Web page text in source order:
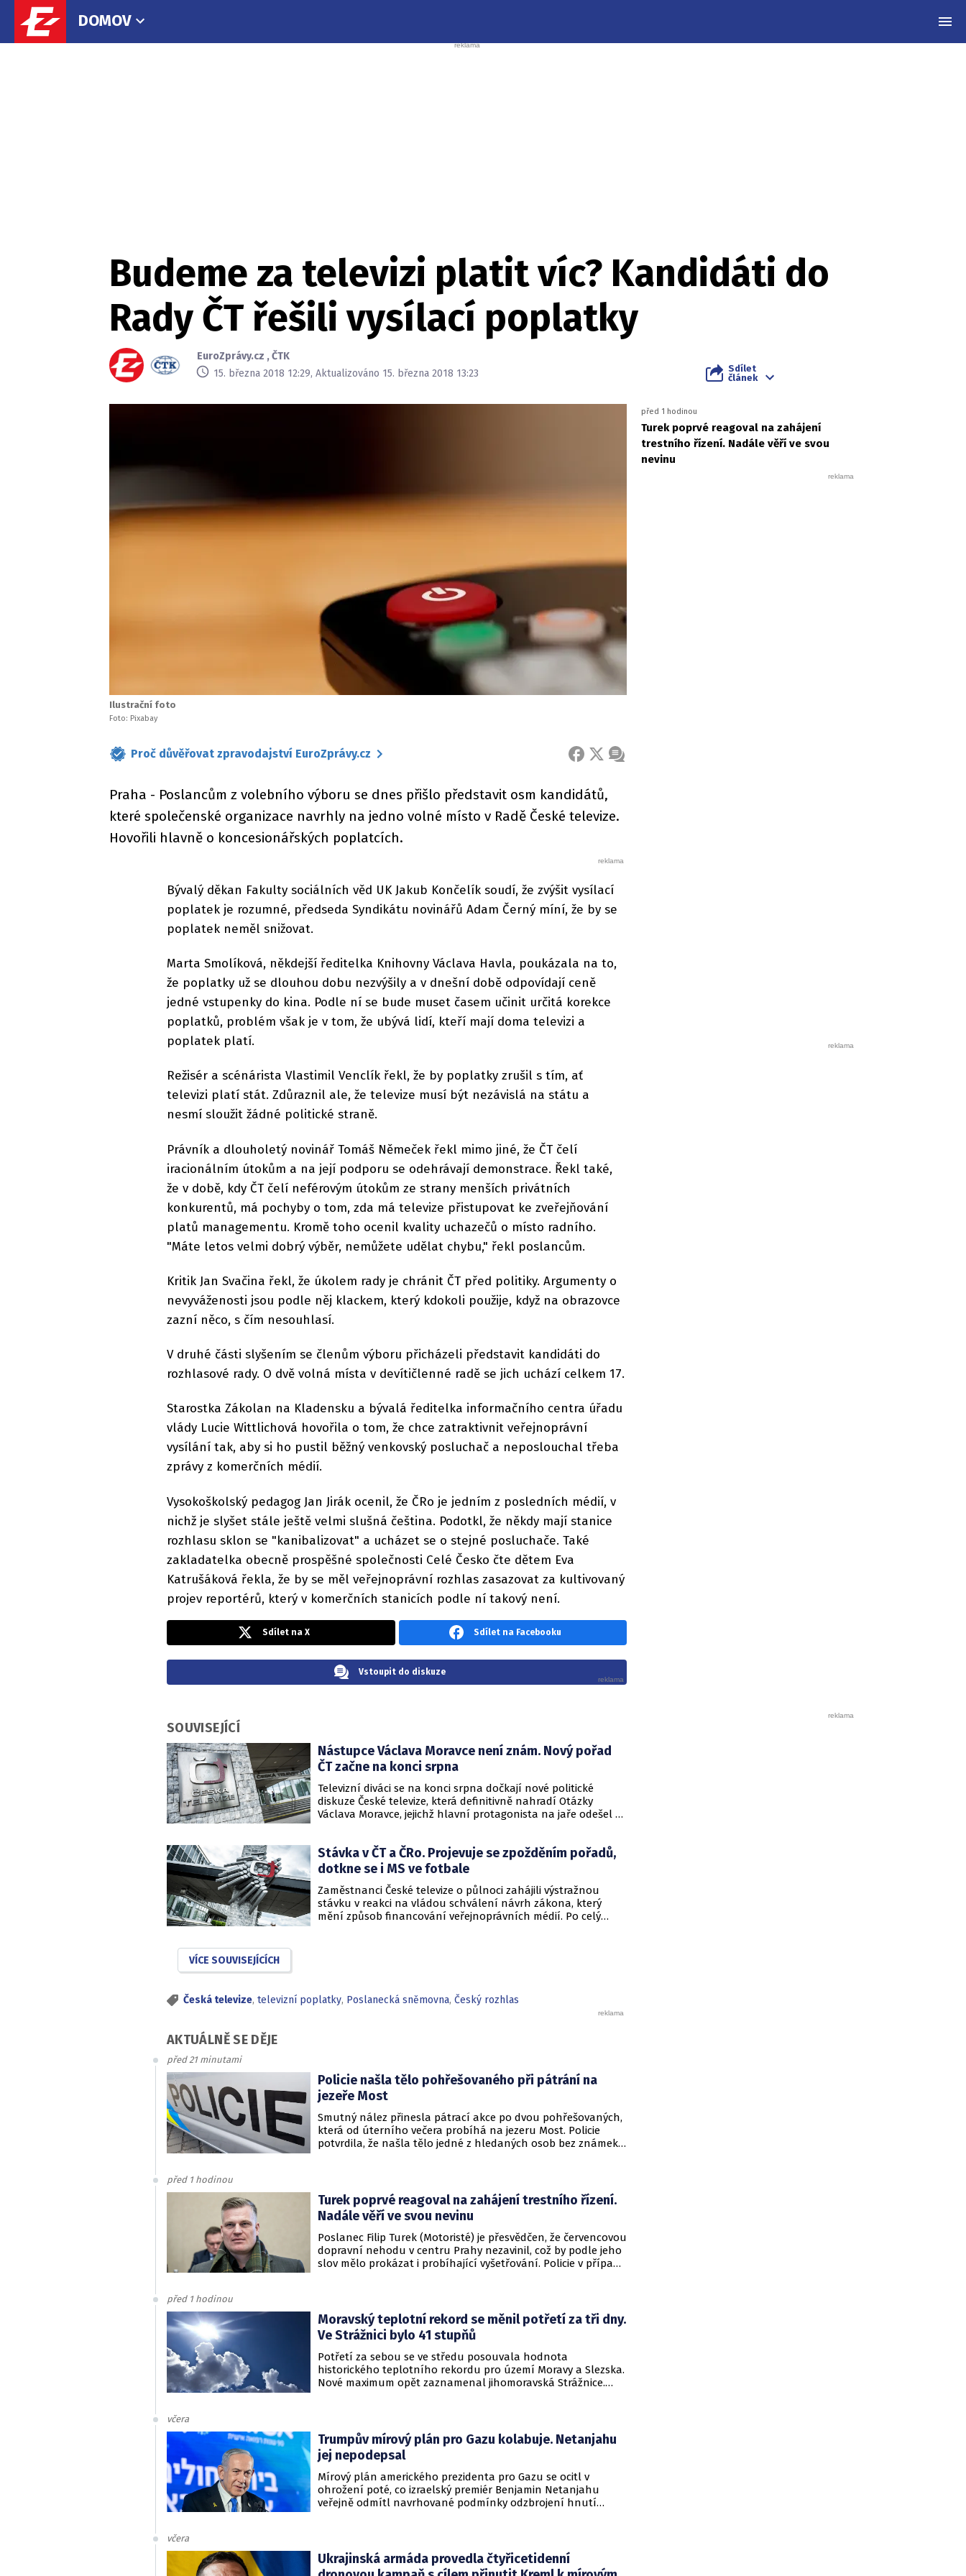
DOMOV
Budeme za televizi platit víc? Kandidáti do
Rady ČT řešili vysílací poplatky
EuroZprávy.cz ,ČTK
15. března 2018 12:29, Aktualizováno 15. března 2018 13:23
Sdílet
článek
Ilustrační foto
Foto: Pixabay
Proč důvěřovat zpravodajství EuroZprávy.cz FACEBOOK
X ZPRÁVA
Praha - Poslancům z volebního výboru se dnes přišlo představit osm kandidátů,
které společenské organizace navrhly na jedno volné místo v Radě České televize.
Hovořili hlavně o koncesionářských poplatcích.
Bývalý děkan Fakulty sociálních věd UK Jakub Končelík soudí, že zvýšit vysílací
poplatek je rozumné, předseda Syndikátu novinářů Adam Černý míní, že by se
poplatek neměl snižovat.
Marta Smolíková, někdejší ředitelka Knihovny Václava Havla, poukázala na to,
že poplatky už se dlouhou dobu nezvýšily a v dnešní době odpovídají ceně
jedné vstupenky do kina. Podle ní se bude muset časem učinit určitá korekce
poplatků, problém však je v tom, že ubývá lidí, kteří mají doma televizi a
poplatek platí.
Režisér a scénárista Vlastimil Venclík řekl, že by poplatky zrušil s tím, ať
televizi platí stát. Zdůraznil ale, že televize musí být nezávislá na státu a
nesmí sloužit žádné politické straně.
Právník a dlouholetý novinář Tomáš Němeček řekl mimo jiné, že ČT čelí
iracionálním útokům a na její podporu se odehrávají demonstrace. Řekl také,
že v době, kdy ČT čelí neférovým útokům ze strany menších privátních
konkurentů, má pochyby o tom, zda má televize přistupovat ke zveřejňování
platů managementu. Kromě toho ocenil kvality uchazečů o místo radního.
"Máte letos velmi dobrý výběr, nemůžete udělat chybu," řekl poslancům.
Kritik Jan Svačina řekl, že úkolem rady je chránit ČT před politiky. Argumenty o
nevyváženosti jsou podle něj klackem, který kdokoli použije, když na obrazovce
zazní něco, s čím nesouhlasí.
V druhé části slyšením se členům výboru přicházeli představit kandidáti do
rozhlasové rady. O dvě volná místa v devítičlenné radě se jich uchází celkem 17.
Starostka Zákolan na Kladensku a bývalá ředitelka informačního centra úřadu
vlády Lucie Wittlichová hovořila o tom, že chce zatraktivnit veřejnoprávní
vysílání tak, aby si ho pustil běžný venkovský posluchač a neposlouchal třeba
zprávy z komerčních médií.
Vysokoškolský pedagog Jan Jirák ocenil, že ČRo je jedním z posledních médií, v
nichž je slyšet stále ještě velmi slušná čeština. Podotkl, že někdy mají stanice
rozhlasu sklon se "kanibalizovat" a ucházet se o stejné posluchače. Také
zakladatelka obecně prospěšné společnosti Celé Česko čte dětem Eva
Katrušáková řekla, že by se měl veřejnoprávní rozhlas zasazovat za kultivovaný
projev reportérů, který v komerčních stanicích podle ní takový není.
před 1 hodinou
Turek poprvé reagoval na zahájení
trestního řízení. Nadále věří ve svou
nevinu
Sdílet na X Sdílet na Facebooku
Vstoupit do diskuze
SOUVISEJÍCÍ
Nástupce Václava Moravce není znám. Nový pořad
ČT začne na konci srpna
Televizní diváci se na konci srpna dočkají nové politické
diskuze České televize, která definitivně nahradí Otázky
Václava Moravce, jejichž hlavní protagonista na jaře odešel z
Stávka v ČT a ČRo. Projevuje se zpožděním pořadů,
dotkne se i MS ve fotbale
Zaměstnanci České televize o půlnoci zahájili výstražnou
stávku v reakci na vládou schválení návrh zákona, který
mění způsob financování veřejnoprávních médií. Po celý
VÍCE SOUVISEJÍCÍCH
Česká televize, televizní poplatky, Poslanecká sněmovna, Český rozhlas
AKTUÁLNĚ SE DĚJE
před 21 minutami
Policie našla tělo pohřešovaného při pátrání na
jezeře Most
Smutný nález přinesla pátrací akce po dvou pohřešovaných,
která od úterního večera probíhá na jezeru Most. Policie
potvrdila, že našla tělo jedné z hledaných osob bez známek
před 1 hodinou
Turek poprvé reagoval na zahájení trestního řízení.
Nadále věří ve svou nevinu
Poslanec Filip Turek (Motoristé) je přesvědčen, že červencovou
dopravní nehodu v centru Prahy nezavinil, což by podle jeho
slov mělo prokázat i probíhající vyšetřování. Policie v případu
před 1 hodinou
Moravský teplotní rekord se měnil potřetí za tři dny.
Ve Strážnici bylo 41 stupňů
Potřetí za sebou se ve středu posouvala hodnota
historického teplotního rekordu pro území Moravy a Slezska.
Nové maximum opět zaznamenal jihomoravská Strážnice.
včera
Trumpův mírový plán pro Gazu kolabuje. Netanjahu
jej nepodepsal
Mírový plán amerického prezidenta pro Gazu se ocitl v
ohrožení poté, co izraelský premiér Benjamin Netanjahu
veřejně odmítl navrhované podmínky odzbrojení hnutí
včera
Ukrajinská armáda provedla čtyřicetidenní